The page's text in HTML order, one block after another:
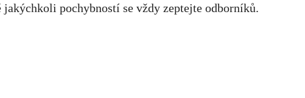
pochybností se vždy zeptejte odborníků.